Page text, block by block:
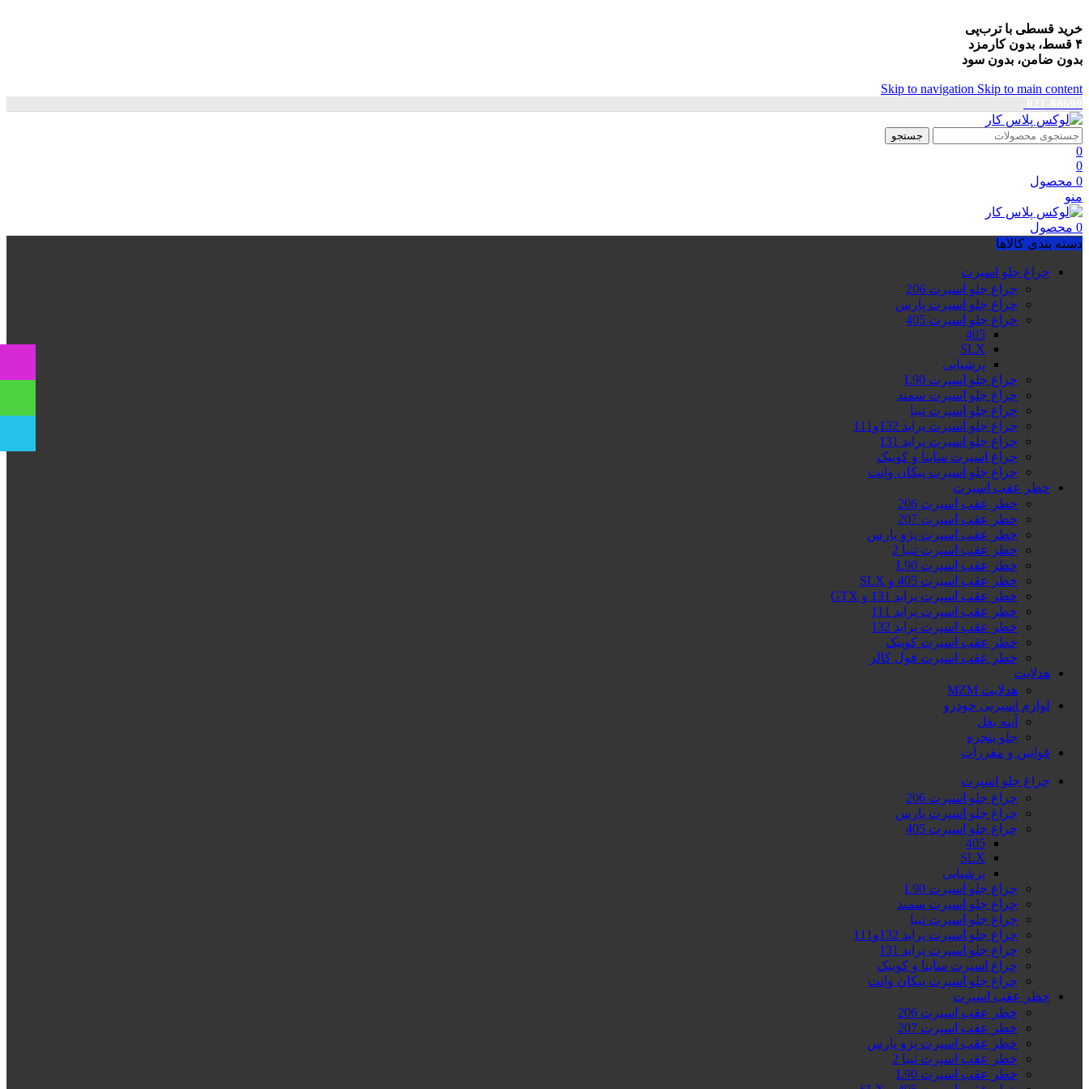
خرید قسطی با ترب‌پی
۴ قسط، بدون کارمزد
بدون ضامن، بدون سود
Skip to navigation Skip to main content
جستجو
0
0
0 محصول
منو
0 محصول
دسته بندی کالاها
چراغ جلو اسپرت
چراغ جلو اسپرت 206
چراغ جلو اسپرت پارس
چراغ جلو اسپرت 405
405
SLX
پرشیایی
چراغ جلو اسپرت L90
چراغ جلو اسپرت سمند
چراغ جلو اسپرت تیبا
چراغ جلو اسپرت پراید 132و111
چراغ جلو اسپرت پراید 131
چراغ اسپرت ساینا و کوییک
چراغ جلو اسپرت پیکان وانت
خطر عقب اسپرت
خطر عقب اسپرت 206
خطر عقب اسپرت 207
خطر عقب اسپرت پژو پارس
خطر عقب اسپرت تیبا 2
خطر عقب اسپرت L90
خطر عقب اسپرت 405 و SLX
خطر عقب اسپرت پراید 131 و GTX
خطر عقب اسپرت پراید 111
خطر عقب اسپرت پراید 132
خطر عقب اسپرت کوییک
خطر عقب اسپرت فول کالر
هدلایت
هدلایت MZM
لوازم اسپرتی خودرو
آینه بغل
جلو پنجره
قوانین و مقررات
چراغ جلو اسپرت
چراغ جلو اسپرت 206
چراغ جلو اسپرت پارس
چراغ جلو اسپرت 405
405
SLX
پرشیایی
چراغ جلو اسپرت L90
چراغ جلو اسپرت سمند
چراغ جلو اسپرت تیبا
چراغ جلو اسپرت پراید 132و111
چراغ جلو اسپرت پراید 131
چراغ اسپرت ساینا و کوییک
چراغ جلو اسپرت پیکان وانت
خطر عقب اسپرت
خطر عقب اسپرت 206
خطر عقب اسپرت 207
خطر عقب اسپرت پژو پارس
خطر عقب اسپرت تیبا 2
خطر عقب اسپرت L90